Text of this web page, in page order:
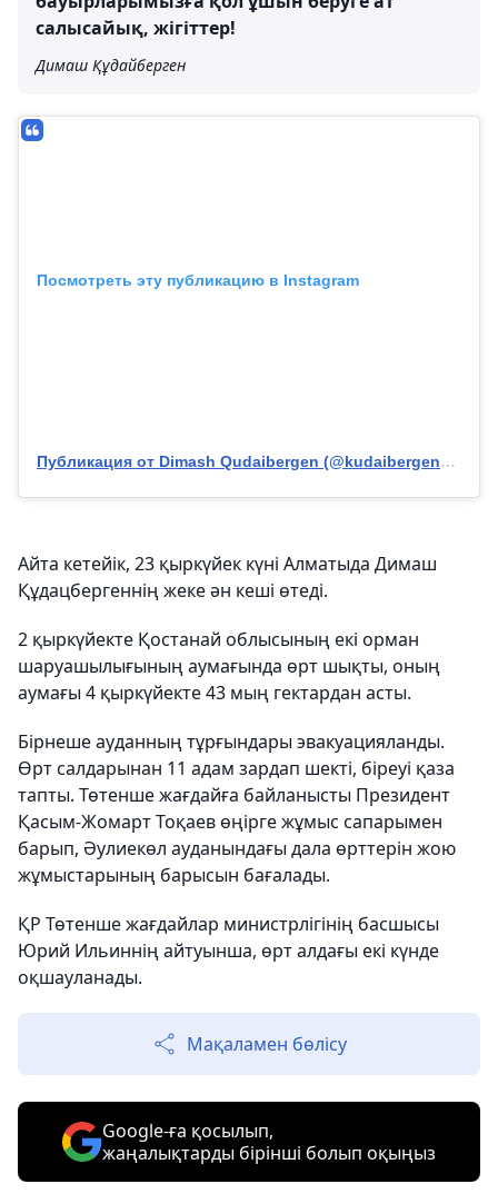
салысайық, жігіттер!
Димаш Құдайберген
Посмотреть эту публикацию в Instagram
Публикация от Dimash Qudaibergen (@kudaibergenov.dimash)
Айта кетейік, 23 қыркүйек күні Алматыда Димаш
Құдацбергеннің жеке ән кеші өтеді.
2 қыркүйекте Қостанай облысының екі орман
шаруашылығының аумағында өрт шықты, оның
аумағы 4 қыркүйекте 43 мың гектардан асты.
Бірнеше ауданның тұрғындары эвакуацияланды.
Өрт салдарынан 11 адам зардап шекті, біреуі қаза
тапты. Төтенше жағдайға байланысты Президент
Қасым-Жомарт Тоқаев өңірге жұмыс сапарымен
барып, Әулиекөл ауданындағы дала өрттерін жою
жұмыстарының барысын бағалады.
ҚР Төтенше жағдайлар министрлігінің басшысы
Юрий Ильиннің айтуынша, өрт алдағы екі күнде
оқшауланады.
Мақаламен бөлісу
Google-ға қосылып,
жаңалықтарды бірінші болып оқыңыз